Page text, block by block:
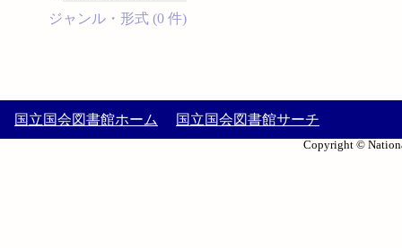
ジャンル・形式 (0 件)
国立国会図書館ホーム 国立国会図書館サーチ
Copyright ©